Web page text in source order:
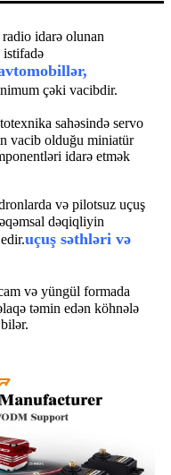
idarə olunan
istifadə
çəki vacibdir.
sahəsində servo
vacib olduğu miniatür
idarə etmək
və pilotsuz uçuş
dəqiqliyin
uçuş səthləri və
və yüngül formada
təmin edən köhnələ